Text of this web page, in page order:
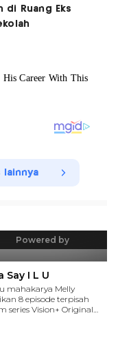
di Ruang Eks